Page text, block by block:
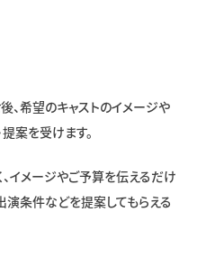
、希望のキャストのイメージや
案を受けます。
イメージやご予算を伝えるだけ
演条件などを提案してもらえる